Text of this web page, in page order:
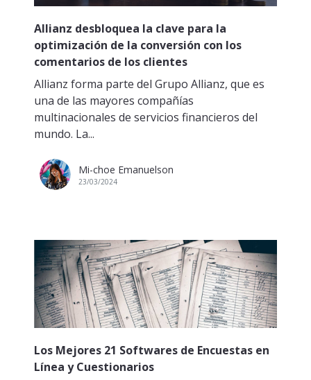
Allianz desbloquea la clave para la
optimización de la conversión con los
comentarios de los clientes
Allianz forma parte del Grupo Allianz, que es
una de las mayores compañías
multinacionales de servicios financieros del
mundo. La...
Mi-choe Emanuelson
23/03/2024
Los Mejores 21 Softwares de Encuestas en
Línea y Cuestionarios